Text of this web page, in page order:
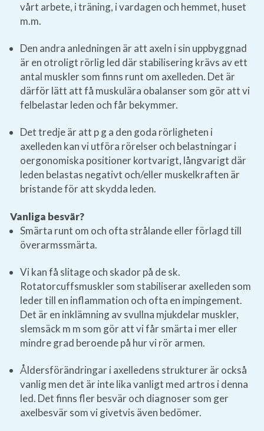
vårt arbete, i träning, i vardagen och hemmet, huset
m.m.
Den andra anledningen är att axeln i sin uppbyggnad
är en otroligt rörlig led där stabilisering krävs av ett
antal muskler som finns runt om axelleden. Det är
därför lätt att få muskulära obalanser som gör att vi
felbelastar leden och får bekymmer.
Det tredje är att p g a den goda rörligheten i
axelleden kan vi utföra rörelser och belastningar i
oergonomiska positioner kortvarigt, långvarigt där
leden belastas negativt och/eller muskelkraften är
bristande för att skydda leden.
Vanliga besvär?
Smärta runt om och ofta strålande eller förlagd till
överarmssmärta.
Vi kan få slitage och skador på de sk.
Rotatorcuffsmuskler som stabiliserar axelleden som
leder till en inflammation och ofta en impingement.
Det är en inklämning av svullna mjukdelar muskler,
slemsäck m m som gör att vi får smärta i mer eller
mindre grad beroende på hur vi rör armen.
Åldersförändringar i axelledens strukturer är också
vanlig men det är inte lika vanligt med artros i denna
led. Det finns fler besvär och diagnoser som ger
axelbesvär som vi givetvis även bedömer.